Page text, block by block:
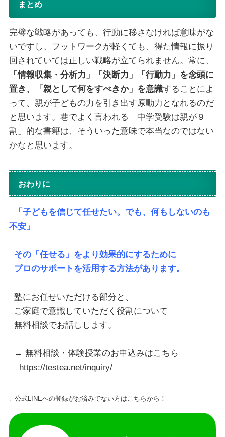
まとめ
完璧な戦略があっても、行動に移さなければ意味がな
いですし、フットワークが軽くても、得た情報に振り
回されていては正しい戦略が立てられません。常に、
「情報収集・分析力」「決断力」「行動力」を念頭に
置き、「親として何をすべきか」を意識することによ
って、親が子どもの力を引き出す原動力となれるのだ
と思います。巷でよく言われる「中学受験は親が９
割」的な書籍は、そういった意味で本当なのではない
かなと思います。
おわりに
「子どもを信じて任せたい。でも、何もしないのも
不安」
その「任せる」をより効果的にするために
プロのサポートを活用する方法があります。
塾にお任せいただける部分と、
ご家庭で意識していただく役割について
無料相談でお話しします。
→ 無料相談・体験授業のお申込みはこちら
https://testea.net/inquiry/
↓ 公式LINEへの登録がお済みでない方はこちらから！